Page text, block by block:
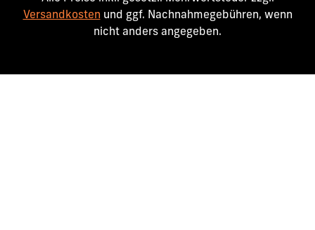
Versandkosten und ggf. Nachnahmegebühren, wenn
nicht anders angegeben.